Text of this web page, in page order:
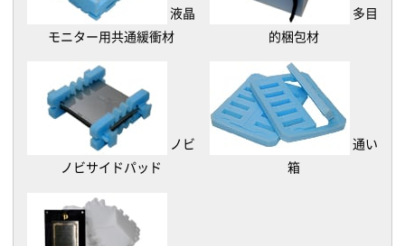
液晶
モニター用共通緩衝材
多目
的梱包材
ノビ
ノビサイドパッド
通い
箱